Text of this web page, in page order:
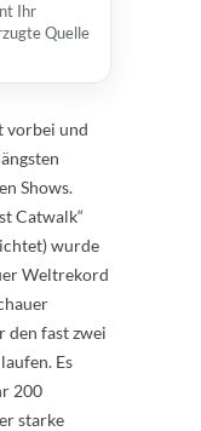
Ihr
Quelle
vorbei und
Shows.
Catwalk“
wurde
Weltrekord
den fast zwei
Es
200
starke